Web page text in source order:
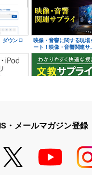
ダウンロ
映像・音響に関する現場
ート！映像・音響関連
備特集
・メールマガジン登録